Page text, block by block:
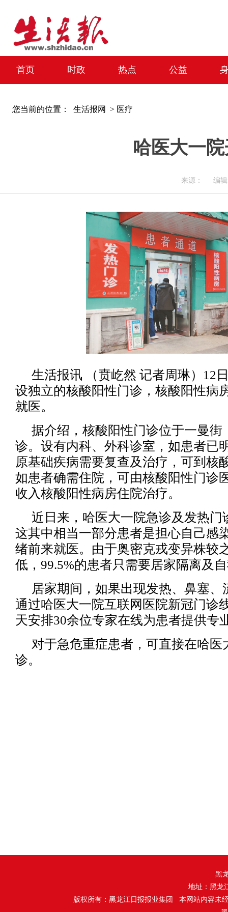
首页 时政 热点 公益
您当前的位置： 生活报网 > 医疗
哈医大一
来源： 编辑
生活报讯 （贲屹然 记者周琳）12
设独立的核酸阳性门诊，核酸阳性病
就医。
据介绍，核酸阳性门诊位于一曼街
诊。设有内科、外科诊室，如患者已
原基础疾病需要复查及治疗，可到核
如患者确需住院，可由核酸阳性门诊
收入核酸阳性病房住院治疗。
近日来，哈医大一院急诊及发热门
这其中相当一部分患者是担心自己感
绪前来就医。由于奥密克戎变异株较
低，99.5%的患者只需要居家隔离及
居家期间，如果出现发热、鼻塞、
通过哈医大一院互联网医院新冠门诊
天安排30余位专家在线为患者提供专
对于急危重症患者，可直接在哈医
诊。
黑
地址：黑龙
版权所有：黑龙江日报报业集团 本网站内容未